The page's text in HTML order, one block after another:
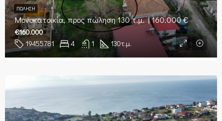
Μονοκατοικία, προς πώληση 130 τ.μ. | 160.000 €
19455781 4 1 130τ.μ.
€160.000
ΠΏΛΗΣΗ